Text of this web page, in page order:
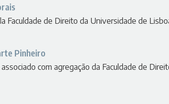
Faculdade de Direito da Universidade de
Pinheiro
com agregação da Faculdade de